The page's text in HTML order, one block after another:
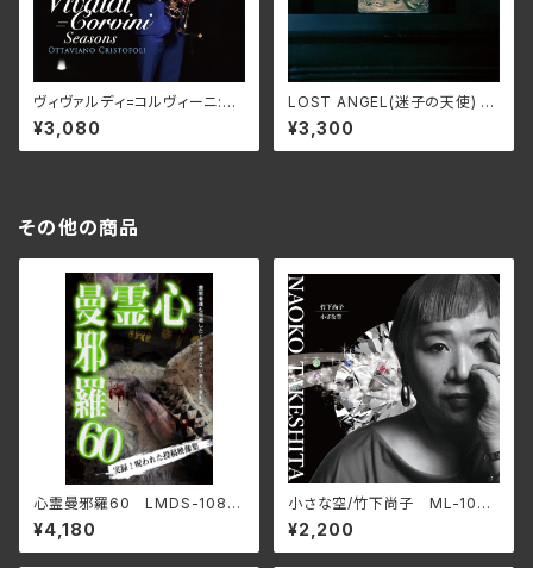
ヴィヴァルディ=コルヴィーニ:四
季/オッタヴィアーノ・クリストー
フォリ NARD-5083
¥3,080
LOST ANGEL(迷子の天使) 〜
村松健ウィンターファンタジ
ー〜/村松健 KNMN-231201
¥3,300
その他の商品
心霊曼邪羅60 LMDS-108
(仕様:DVD)
¥4,180
小さな空/竹下尚子 ML-1048
(仕様:CD)
¥2,200